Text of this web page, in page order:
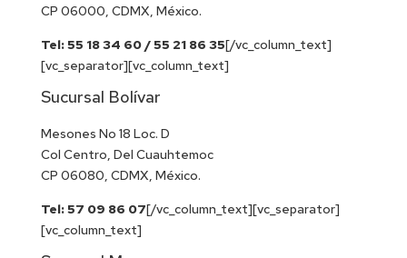
CP 06000, CDMX, México.
Tel: 55 18 34 60 / 55 21 86 35[/vc_column_text]
[vc_separator][vc_column_text]
Sucursal Bolívar
Mesones No 18 Loc. D
Col Centro, Del Cuauhtemoc
CP 06080, CDMX, México.
Tel: 57 09 86 07[/vc_column_text][vc_separator]
[vc_column_text]